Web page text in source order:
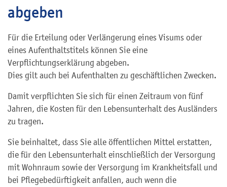
abgeben
Für die Erteilung oder Verlängerung eines Visums oder
eines Aufenthaltstitels können Sie eine
Verpflichtungserklärung abgeben.
Dies gilt auch bei Aufenthalten zu geschäftlichen Zwecken.
Damit verpflichten Sie sich für einen Zeitraum von fünf
Jahren, die Kosten für den Lebensunterhalt des Ausländers
zu tragen.
Sie beinhaltet, dass Sie alle öffentlichen Mittel erstatten,
die für den Lebensunterhalt einschließlich der Versorgung
mit Wohnraum sowie der Versorgung im Krankheitsfall und
bei Pflegebedürftigkeit anfallen, auch wenn die